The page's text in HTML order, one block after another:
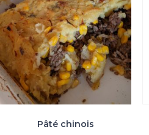
Pâté chinois